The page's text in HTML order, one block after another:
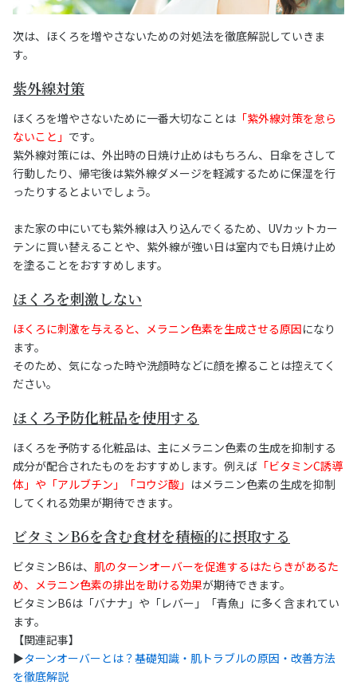
次は、ほくろを増やさないための対処法を徹底解説していきま
す。
紫外線対策
ほくろを増やさないために一番大切なことは 「紫外線対策を怠ら
ないこと」 です。
紫外線対策には、外出時の日焼け止めはもちろん、日傘をさして
行動したり、帰宅後は紫外線ダメージを軽減するために保湿を行
ったりするとよいでしょう。
また家の中にいても紫外線は入り込んでくるため、UVカットカー
テンに買い替えることや、紫外線が強い日は室内でも日焼け止め
を塗ることをおすすめします。
ほくろを刺激しない
ほくろに刺激を与えると、メラニン色素を生成させる原因になり
ます。
そのため、気になった時や洗顔時などに顔を擦ることは控えてく
ださい。
ほくろ予防化粧品を使用する
ほくろを予防する化粧品は、主にメラニン色素の生成を抑制する
成分が配合されたものをおすすめします。例えば 「ビタミンC誘導
体」や「アルブチン」「コウジ酸」 はメラニン色素の生成を抑制
してくれる効果が期待できます。
ビタミンB6を含む食材を積極的に摂取する
ビタミンB6は、 肌のターンオーバーを促進するはたらきがあるた
め、メラニン色素の排出を助ける効果が期待できます。
ビタミンB6は「バナナ」や「レバー」「青魚」に多く含まれてい
ます。
【関連記事】
▶︎ターンオーバーとは？基礎知識・肌トラブルの原因・改善方法
を徹底解説